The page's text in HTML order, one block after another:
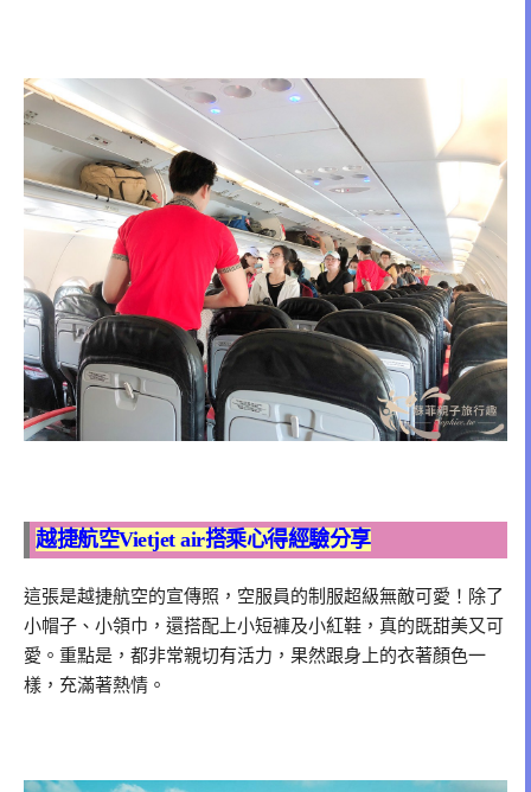
越捷航空Vietjet air搭乘心得經驗分享
這張是越捷航空的宣傳照，空服員的制服超級無敵可愛！除了
小帽子、小領巾，還搭配上小短褲及小紅鞋，真的既甜美又可
愛。重點是，都非常親切有活力，果然跟身上的衣著顏色一
樣，充滿著熱情。